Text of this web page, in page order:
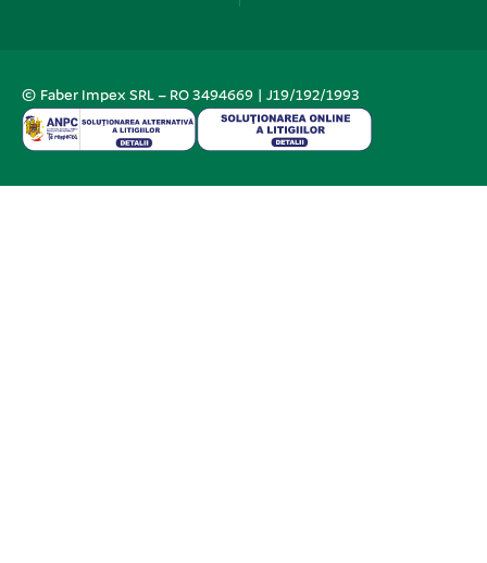
© Faber Impex SRL – RO 3494669 | J19/192/1993